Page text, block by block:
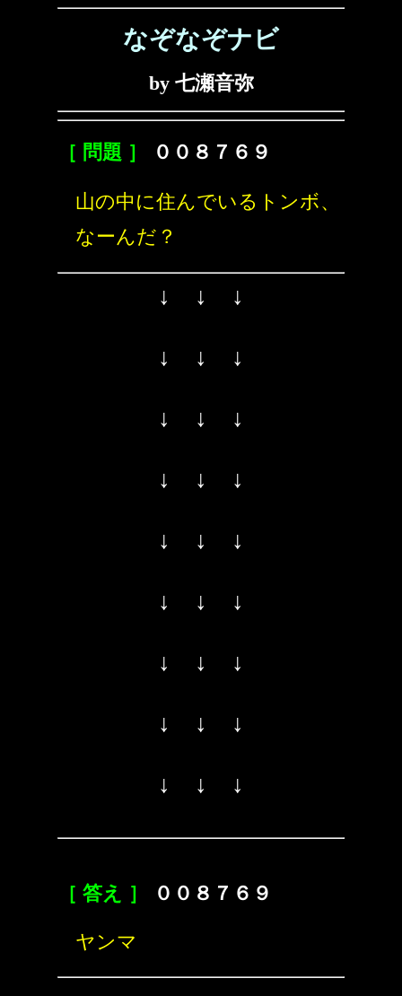
なぞなぞナビ
by 七瀬音弥
［ 問題 ］ ００８７６９
山の中に住んでいるトンボ、
なーんだ？
↓ ↓ ↓
↓ ↓ ↓
↓ ↓ ↓
↓ ↓ ↓
↓ ↓ ↓
↓ ↓ ↓
↓ ↓ ↓
↓ ↓ ↓
↓ ↓ ↓
［ 答え ］ ００８７６９
ヤンマ